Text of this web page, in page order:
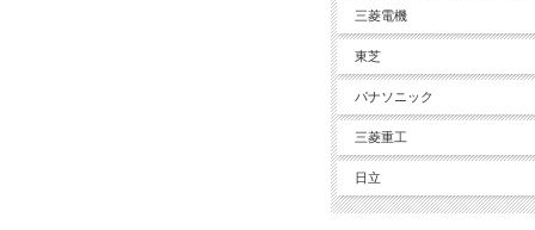
三菱電機
東芝
パナソニック
三菱重工
日立